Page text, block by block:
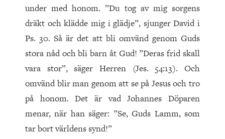
under med honom. ”Du tog av mig sorgens
dräkt och klädde mig i glädje”, sjunger David i
Ps. 30. Så är det att bli omvänd genom Guds
stora nåd och bli barn åt Gud! ”Deras frid skall
vara stor”, säger Herren (Jes. 54:13). Och
omvänd blir man genom att se på Jesus och tro
på honom. Det är vad Johannes Döparen
menar, när han säger: ”Se, Guds Lamm, som
tar bort världens synd!”